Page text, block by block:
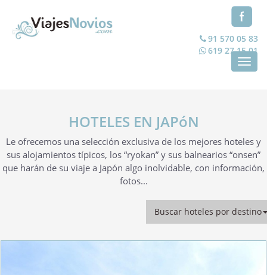
91 570 05 83
619 27 15 01
HOTELES EN JAPóN
Le ofrecemos una selección exclusiva de los mejores hoteles y
sus alojamientos típicos, los “ryokan” y sus balnearios “onsen”
que harán de su viaje a Japón algo inolvidable, con información,
fotos...
Buscar hoteles por destino